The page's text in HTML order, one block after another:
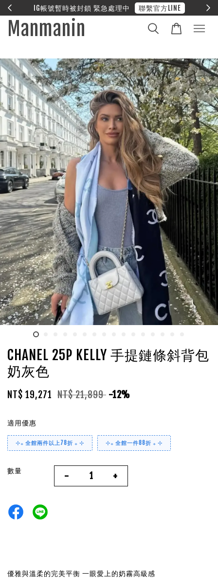
❤︎ 全館滿兩萬享免運
Manmanin
CHANEL 25P KELLY 手提鏈條斜背包
奶灰色
NT$ 19,271 NT$ 21,899 -12%
適用優惠
⊹₊ 全館兩件以上78折 ₊ ⊹ ⊹₊ 全館一件88折 ₊ ⊹
數量 - +
優雅與溫柔的完美平衡 一眼愛上的奶霧高級感